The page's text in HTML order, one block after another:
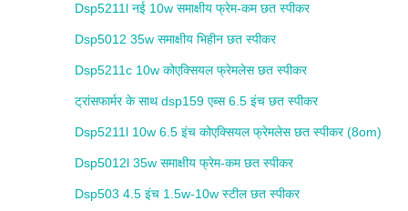
Dsp5211l नई 10w समाक्षीय फ्रेम-कम छत स्पीकर
Dsp5012 35w समाक्षीय भिहीन छत स्पीकर
Dsp5211c 10w कोएक्सियल फ्रेमलेस छत स्पीकर
ट्रांसफार्मर के साथ dsp159 एब्स 6.5 इंच छत स्पीकर
Dsp5211l 10w 6.5 इंच कोएक्सियल फ्रेमलेस छत स्पीकर (8om)
Dsp5012l 35w समाक्षीय फ्रेम-कम छत स्पीकर
Dsp503 4.5 इंच 1.5w-10w स्टील छत स्पीकर